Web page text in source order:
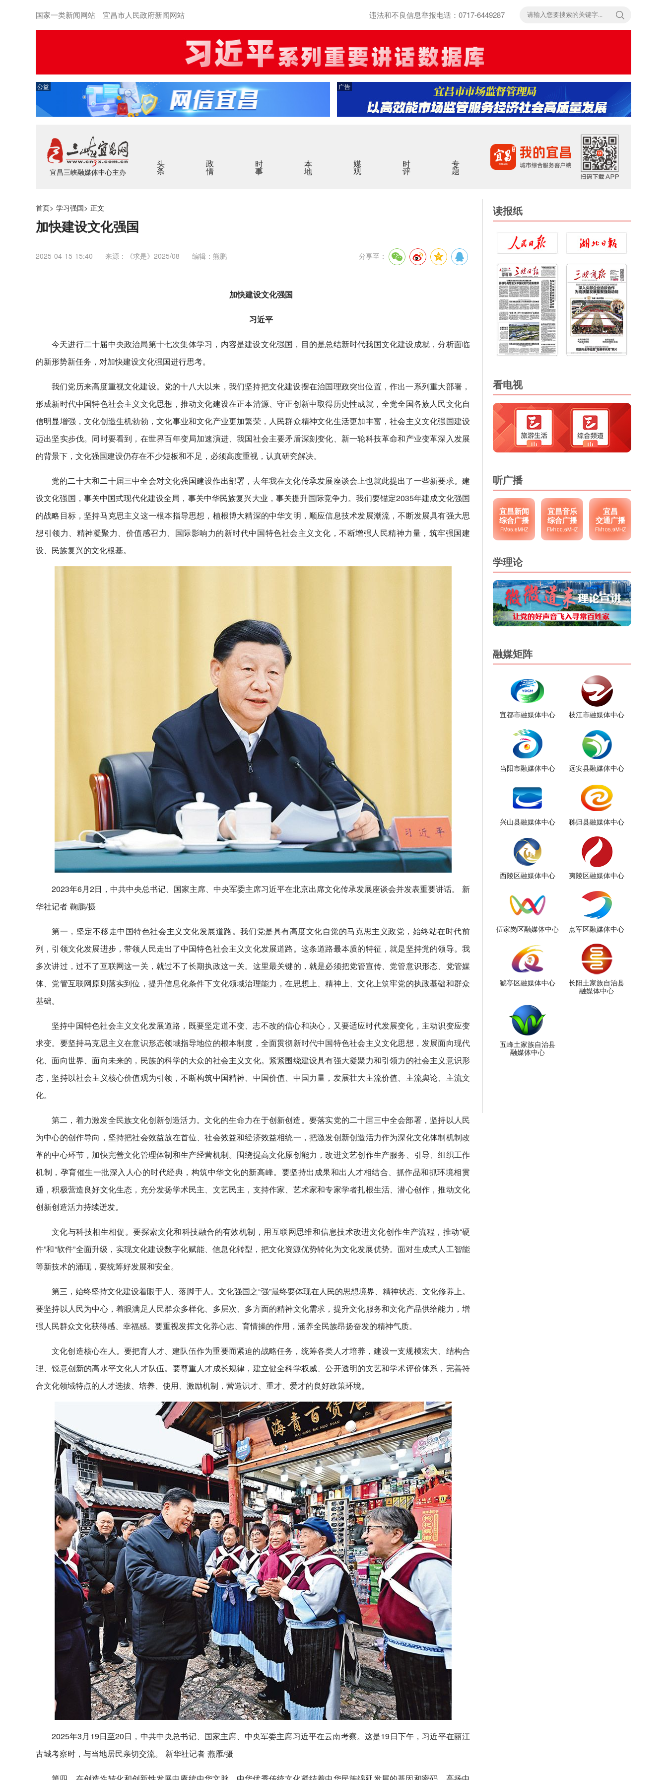
国家一类新闻网站 宜昌市人民政府新闻网站 违法和不良信息举报电话：0717-6449287
公益 广告
宜昌三峡融媒体中心主办
头条 政情 时事 本地 媒观 时评 专题
首页> 学习强国> 正文
加快建设文化强国
2025-04-15 15:40 来源：《求是》2025/08 编辑：熊鹏 分享至：
加快建设文化强国
习近平
今天进行二十届中央政治局第十七次集体学习，内容是建设文化强国，目的是总结新时代我国文化建设成就，分析面临
的新形势新任务，对加快建设文化强国进行思考。
我们党历来高度重视文化建设。党的十八大以来，我们坚持把文化建设摆在治国理政突出位置，作出一系列重大部署，
形成新时代中国特色社会主义文化思想，推动文化建设在正本清源、守正创新中取得历史性成就，全党全国各族人民文化自
信明显增强，文化创造生机勃勃，文化事业和文化产业更加繁荣，人民群众精神文化生活更加丰富，社会主义文化强国建设
迈出坚实步伐。同时要看到，在世界百年变局加速演进、我国社会主要矛盾深刻变化、新一轮科技革命和产业变革深入发展
的背景下，文化强国建设仍存在不少短板和不足，必须高度重视，认真研究解决。
党的二十大和二十届三中全会对文化强国建设作出部署，去年我在文化传承发展座谈会上也就此提出了一些新要求。建
设文化强国，事关中国式现代化建设全局，事关中华民族复兴大业，事关提升国际竞争力。我们要锚定2035年建成文化强国
的战略目标，坚持马克思主义这一根本指导思想，植根博大精深的中华文明，顺应信息技术发展潮流，不断发展具有强大思
想引领力、精神凝聚力、价值感召力、国际影响力的新时代中国特色社会主义文化，不断增强人民精神力量，筑牢强国建
设、民族复兴的文化根基。
2023年6月2日，中共中央总书记、国家主席、中央军委主席习近平在北京出席文化传承发展座谈会并发表重要讲话。 新
华社记者 鞠鹏/摄
第一，坚定不移走中国特色社会主义文化发展道路。我们党是具有高度文化自觉的马克思主义政党，始终站在时代前
列，引领文化发展进步，带领人民走出了中国特色社会主义文化发展道路。这条道路最本质的特征，就是坚持党的领导。我
多次讲过，过不了互联网这一关，就过不了长期执政这一关。这里最关键的，就是必须把党管宣传、党管意识形态、党管媒
体、党管互联网原则落实到位，提升信息化条件下文化领域治理能力，在思想上、精神上、文化上筑牢党的执政基础和群众
基础。
坚持中国特色社会主义文化发展道路，既要坚定道不变、志不改的信心和决心，又要适应时代发展变化，主动识变应变
求变。要坚持马克思主义在意识形态领域指导地位的根本制度，全面贯彻新时代中国特色社会主义文化思想，发展面向现代
化、面向世界、面向未来的，民族的科学的大众的社会主义文化。紧紧围绕建设具有强大凝聚力和引领力的社会主义意识形
态，坚持以社会主义核心价值观为引领，不断构筑中国精神、中国价值、中国力量，发展壮大主流价值、主流舆论、主流文
化。
第二，着力激发全民族文化创新创造活力。文化的生命力在于创新创造。要落实党的二十届三中全会部署，坚持以人民
为中心的创作导向，坚持把社会效益放在首位、社会效益和经济效益相统一，把激发创新创造活力作为深化文化体制机制改
革的中心环节，加快完善文化管理体制和生产经营机制。围绕提高文化原创能力，改进文艺创作生产服务、引导、组织工作
机制，孕育催生一批深入人心的时代经典，构筑中华文化的新高峰。要坚持出成果和出人才相结合、抓作品和抓环境相贯
通，积极营造良好文化生态，充分发扬学术民主、文艺民主，支持作家、艺术家和专家学者扎根生活、潜心创作，推动文化
创新创造活力持续迸发。
文化与科技相生相促。要探索文化和科技融合的有效机制，用互联网思维和信息技术改进文化创作生产流程，推动“硬
件”和“软件”全面升级，实现文化建设数字化赋能、信息化转型，把文化资源优势转化为文化发展优势。面对生成式人工智能
等新技术的涌现，要统筹好发展和安全。
第三，始终坚持文化建设着眼于人、落脚于人。文化强国之“强”最终要体现在人民的思想境界、精神状态、文化修养上。
要坚持以人民为中心，着眼满足人民群众多样化、多层次、多方面的精神文化需求，提升文化服务和文化产品供给能力，增
强人民群众文化获得感、幸福感。要重视发挥文化养心志、育情操的作用，涵养全民族昂扬奋发的精神气质。
文化创造核心在人。要把育人才、建队伍作为重要而紧迫的战略任务，统筹各类人才培养，建设一支规模宏大、结构合
理、锐意创新的高水平文化人才队伍。要尊重人才成长规律，建立健全科学权威、公开透明的文艺和学术评价体系，完善符
合文化领域特点的人才选拔、培养、使用、激励机制，营造识才、重才、爱才的良好政策环境。
2025年3月19日至20日，中共中央总书记、国家主席、中央军委主席习近平在云南考察。这是19日下午，习近平在丽江
古城考察时，与当地居民亲切交流。 新华社记者 燕雁/摄
读报纸
看电视
听广播
宜昌新闻
综合广播
FM95.6MHZ
宜昌音乐
综合广播
FM100.6MHZ
宜昌
交通广播
FM105.9MHZ
学理论
融媒矩阵
宜都市融媒体中心 枝江市融媒体中心
当阳市融媒体中心 远安县融媒体中心
兴山县融媒体中心 秭归县融媒体中心
西陵区融媒体中心 夷陵区融媒体中心
伍家岗区融媒体中心 点军区融媒体中心
猇亭区融媒体中心
长阳土家族自治县
融媒体中心
五峰土家族自治县
融媒体中心